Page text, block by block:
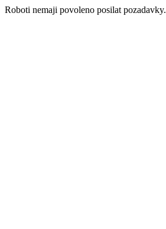
Roboti nemaji povoleno posilat pozadavky.